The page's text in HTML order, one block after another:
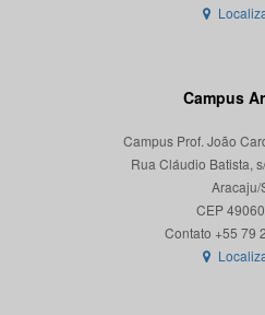
Campus
Campus Prof. João
Rua Cláudio Batista,
Aracaju/
CEP